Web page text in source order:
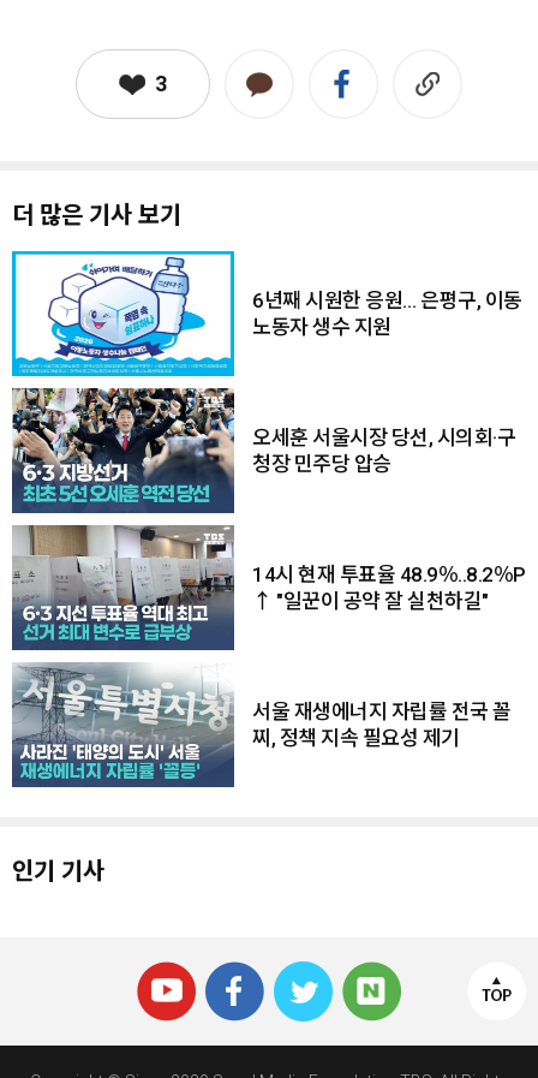
3
더 많은 기사 보기
6년째 시원한 응원… 은평구, 이동
노동자 생수 지원
오세훈 서울시장 당선, 시의회·구
청장 민주당 압승
14시 현재 투표율 48.9％..8.2％P
↑ "일꾼이 공약 잘 실천하길"
서울 재생에너지 자립률 전국 꼴
찌, 정책 지속 필요성 제기
인기 기사